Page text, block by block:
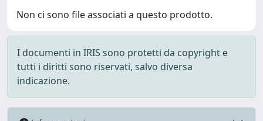
Non ci sono file associati a questo prodotto.
I documenti in IRIS sono protetti da copyright e
tutti i diritti sono riservati, salvo diversa
indicazione.